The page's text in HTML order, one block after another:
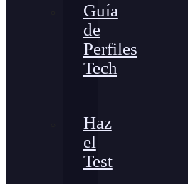
Guía
de
Perfiles
Tech
Haz
el
Test